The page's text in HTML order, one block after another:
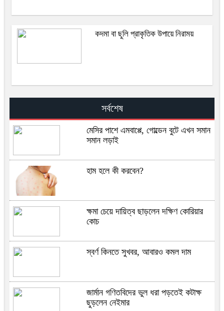
কদমা বা ছুলি প্রাকৃতিক উপায়ে নিরাময়
সর্বশেষ
মেসির পাশে এমবাপ্পে, গোল্ডেন বুটে এখন সমান
সমান লড়াই
হাম হলে কী করবেন?
ক্ষমা চেয়ে দায়িত্ব ছাড়লেন দক্ষিণ কোরিয়ার
কোচ
স্বর্ণ কিনতে সুখবর, আবারও কমল দাম
জার্মান গণিতবিদের ভুল ধরা পড়তেই কটাক্ষ
ছুড়লেন নেইমার